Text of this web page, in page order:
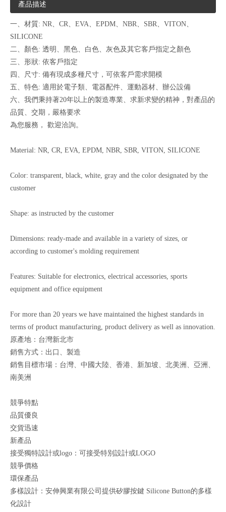
產品描述
一、材質: NR、CR、EVA、EPDM、NBR、SBR、VITON、
SILICONE
二、顏色: 透明、黑色、白色、灰色及其它客戶指定之顏色
三、形狀: 依客戶指定
四、尺寸: 備有現成多種尺寸，可依客戶需求開模
五、特色: 適用於電子類、電器配件、運動器材、辦公設備
六、我們秉持著20年以上的製造專業、求新求變的精神，對產品的
品質、交期，嚴格要求
為您服務， 歡迎洽詢。
Material: NR, CR, EVA, EPDM, NBR, SBR, VITON, SILICONE
Color: transparent, black, white, gray and the color designated by the
customer
Shape: as instructed by the customer
Dimensions: ready-made and available in a variety of sizes, or
according to customer's molding requirement
Features: Suitable for electronics, electrical accessories, sports
equipment and office equipment
For more than 20 years we have maintained the highest standards in
terms of product manufacturing, product delivery as well as innovation.
原產地：台灣新北市
銷售方式：出口、製造
銷售目標市場：台灣、中國大陸、香港、新加坡、北美洲、亞洲、
南美洲
競爭特點
品質優良
交貨迅速
新產品
接受獨特設計或logo：可接受特別設計或LOGO
競爭價格
環保產品
多樣設計：安伸興業有限公司提供矽膠按鍵 Silicone Button的多樣
化設計